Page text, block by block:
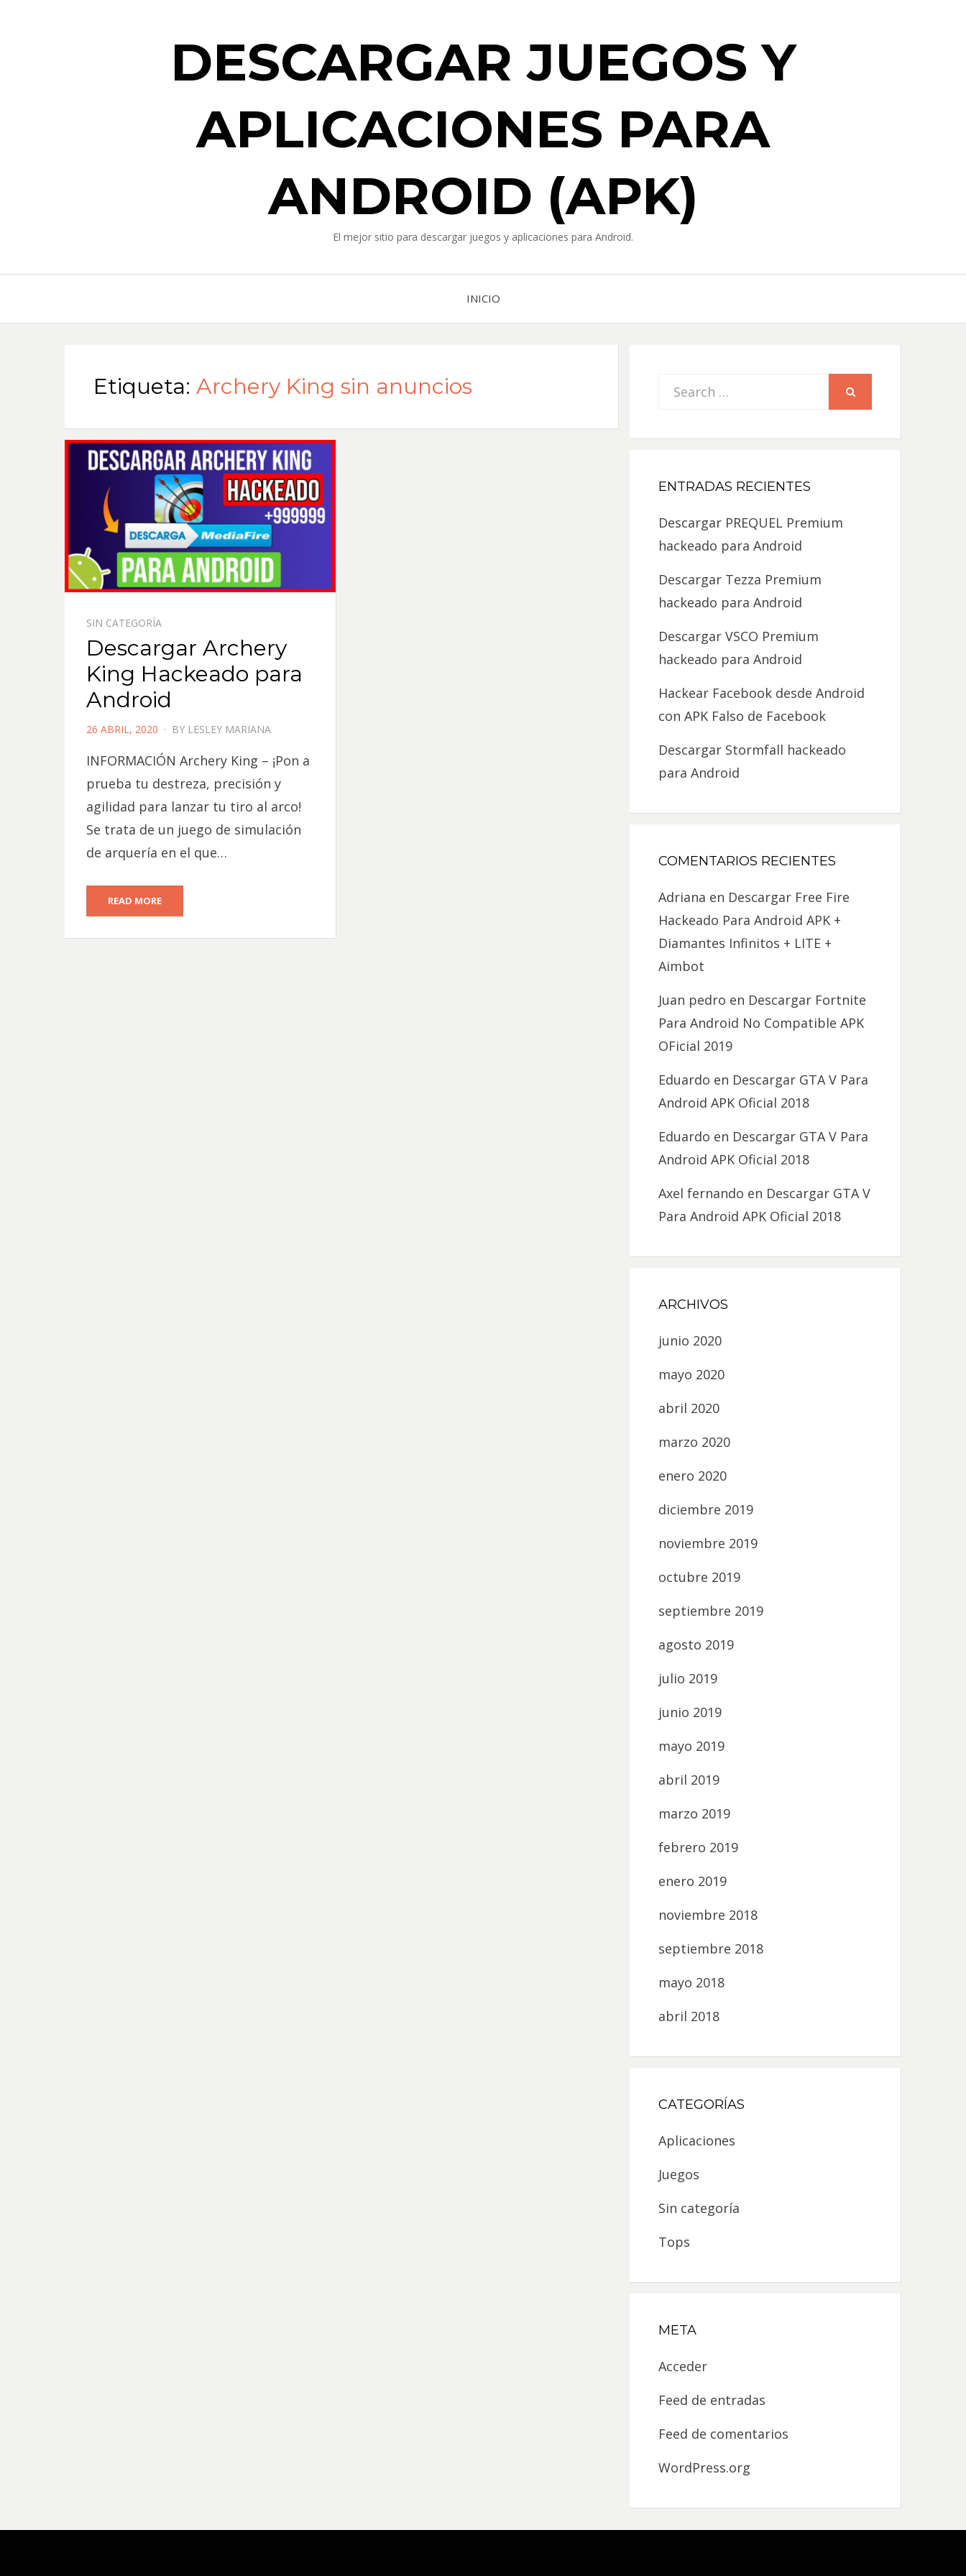
DESCARGAR JUEGOS Y
APLICACIONES PARA
ANDROID (APK)
El mejor sitio para descargar juegos y aplicaciones para Android.
INICIO
Etiqueta: Archery King sin anuncios
SIN CATEGORÍA
Descargar Archery
King Hackeado para
Android
POSTED
26 ABRIL, 2020 BY LESLEY MARIANA
INFORMACIÓN Archery King – ¡Pon a
prueba tu destreza, precisión y
agilidad para lanzar tu tiro al arco!
Se trata de un juego de simulación
de arquería en el que…
READ MORE
Search
ENTRADAS RECIENTES
Descargar PREQUEL Premium
hackeado para Android
Descargar Tezza Premium
hackeado para Android
Descargar VSCO Premium
hackeado para Android
Hackear Facebook desde Android
con APK Falso de Facebook
Descargar Stormfall hackeado
para Android
COMENTARIOS RECIENTES
Adriana en Descargar Free Fire
Hackeado Para Android APK +
Diamantes Infinitos + LITE +
Aimbot
Juan pedro en Descargar Fortnite
Para Android No Compatible APK
OFicial 2019
Eduardo en Descargar GTA V Para
Android APK Oficial 2018
Eduardo en Descargar GTA V Para
Android APK Oficial 2018
Axel fernando en Descargar GTA V
Para Android APK Oficial 2018
ARCHIVOS
junio 2020
mayo 2020
abril 2020
marzo 2020
enero 2020
diciembre 2019
noviembre 2019
octubre 2019
septiembre 2019
agosto 2019
julio 2019
junio 2019
mayo 2019
abril 2019
marzo 2019
febrero 2019
enero 2019
noviembre 2018
septiembre 2018
mayo 2018
abril 2018
CATEGORÍAS
Aplicaciones
Juegos
Sin categoría
Tops
META
Acceder
Feed de entradas
Feed de comentarios
WordPress.org